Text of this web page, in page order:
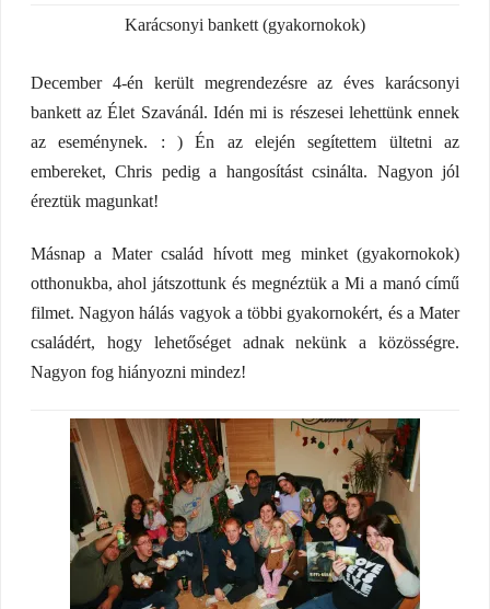
Karácsonyi bankett (gyakornokok)
December 4-én került megrendezésre az éves karácsonyi
bankett az Élet Szavánál. Idén mi is részesei lehettünk ennek
az eseménynek. : ) Én az elején segítettem ültetni az
embereket, Chris pedig a hangosítást csinálta. Nagyon jól
éreztük magunkat!
Másnap a Mater család hívott meg minket (gyakornokok)
otthonukba, ahol játszottunk és megnéztük a Mi a manó című
filmet. Nagyon hálás vagyok a többi gyakornokért, és a Mater
családért, hogy lehetőséget adnak nekünk a közösségre.
Nagyon fog hiányozni mindez!